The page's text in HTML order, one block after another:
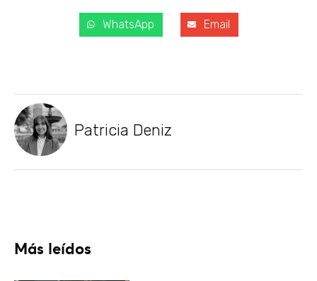
WhatsApp Email
Patricia Deniz
Más leídos